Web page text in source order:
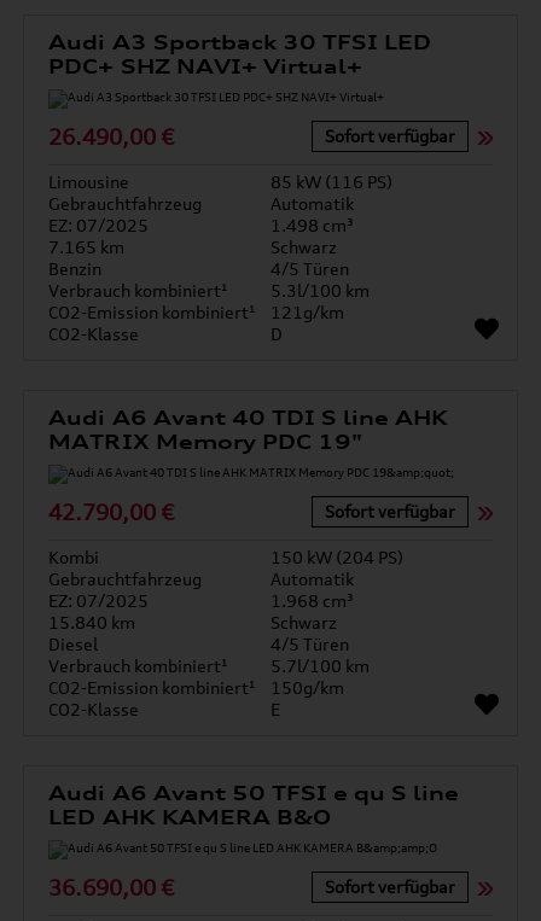
Audi A3 Sportback 30 TFSI LED
PDC+ SHZ NAVI+ Virtual+
26.490,00 € Sofort verfügbar
Limousine
85 kW (116 PS)
Gebrauchtfahrzeug
Automatik
EZ: 07/2025
1.498 cm³
7.165 km
Schwarz
Benzin
4/5 Türen
Verbrauch kombiniert¹
5.3l/100 km
CO2-Emission kombiniert¹
121g/km
CO2-Klasse
D
Audi A6 Avant 40 TDI S line AHK
MATRIX Memory PDC 19"
42.790,00 € Sofort verfügbar
Kombi
150 kW (204 PS)
Gebrauchtfahrzeug
Automatik
EZ: 07/2025
1.968 cm³
15.840 km
Schwarz
Diesel
4/5 Türen
Verbrauch kombiniert¹
5.7l/100 km
CO2-Emission kombiniert¹
150g/km
CO2-Klasse
E
Audi A6 Avant 50 TFSI e qu S line
LED AHK KAMERA B&O
36.690,00 € Sofort verfügbar